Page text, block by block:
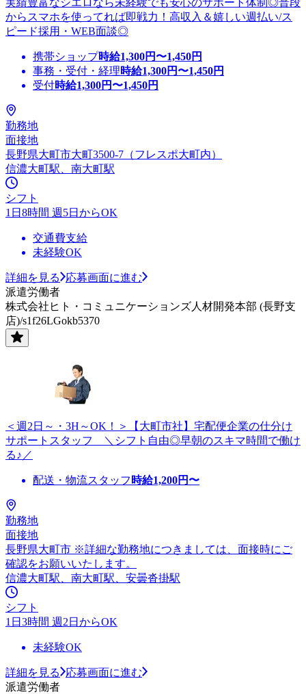
からスマホを使ってれば即戦力！高収入＆嬉しい週払い/ス
ピード採用・WEB面談◎
携帯ショップ時給1,300円〜1,450円
事務・受付・経理時給1,300円〜1,450円
受付時給1,300円〜1,450円
勤務地
面接地
長野県大町市大町3500-7（フレスポ大町内）
信濃大町駅、南大町駅
シフト
1日8時間 週5日からOK
交通費支給
未経験OK
詳細を見る
応募画面に進む
派遣労働者
株式会社ヒト・コミュニケーションズ人材開発本部 (長野支
店)/s1f26LGokb5370
＜週2日～・3H～OK！＞【大町市社】宅配便企業の仕分け
サポートスタッフ ＼シフト自由◎早朝のスキマ時間で働け
る♪／
配送・物流スタッフ 時給1,200円〜
勤務地
面接地
長野県大町市 ※詳細な勤務地につきましては、面接時にご
確認をお願いいたします。
信濃大町駅、南大町駅、安曇沓掛駅
シフト
1日3時間 週2日からOK
未経験OK
詳細を見る
応募画面に進む
派遣労働者